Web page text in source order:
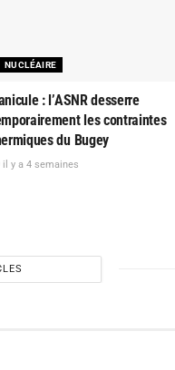
NUCLÉAIRE
: l’ASNR desserre
les contraintes
du Bugey
il y a 4 semaines